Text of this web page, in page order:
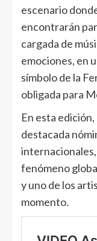
escenario
encontrarán
cargada de
emociones, en
símbolo de la
obligada para
En esta
destacada
fenómeno
y uno de los
momento.